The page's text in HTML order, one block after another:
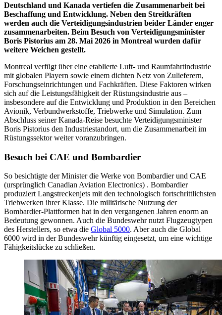
Deutschland und Kanada vertiefen die Zusammenarbeit bei
Beschaffung und Entwicklung. Neben den Streitkräften
werden auch die Verteidigungsindustrien beider Länder enger
zusammenarbeiten. Beim Besuch von Verteidigungsminister
Boris Pistorius am 28. Mai 2026 in Montreal wurden dafür
weitere Weichen gestellt.
Montreal verfügt über eine etablierte Luft- und Raumfahrtindustrie
mit globalen Playern sowie einem dichten Netz von Zulieferern,
Forschungseinrichtungen und Fachkräften. Diese Faktoren wirken
sich auf die Leistungsfähigkeit der Rüstungsindustrie aus –
insbesondere auf die Entwicklung und Produktion in den Bereichen
Avionik, Verbundwerkstoffe, Triebwerke und Simulation. Zum
Abschluss seiner Kanada-Reise besuchte Verteidigungsminister
Boris Pistorius den Industriestandort, um die Zusammenarbeit im
Rüstungssektor weiter voranzubringen.
Besuch bei CAE und Bombardier
So besichtigte der Minister die Werke von Bombardier und CAE
(ursprünglich Canadian Aviation Electronics) . Bombardier
produziert Langstreckenjets mit den technologisch fortschrittlichsten
Triebwerken ihrer Klasse. Die militärische Nutzung der
Bombardier-Plattformen hat in den vergangenen Jahren enorm an
Bedeutung gewonnen. Auch die Bundeswehr nutzt Flugzeugtypen
des Herstellers, so etwa die Global 5000. Aber auch die Global
6000 wird in der Bundeswehr künftig eingesetzt, um eine wichtige
Fähigkeitslücke zu schließen.